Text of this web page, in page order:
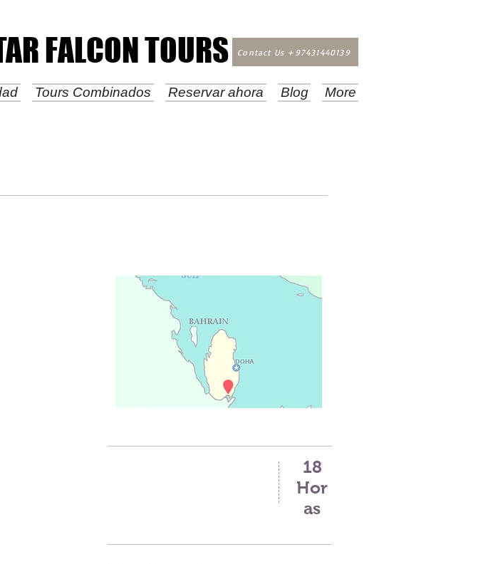
FALCON TOURS
FALCON TOURS Contact Us +97431440139
Tours Combinados Reservar ahora Blog More
18
Hor
as